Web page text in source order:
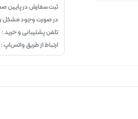
ثبت سفارش در پایین
در صورت وجود مشکل و
تلفن پشتیبانی و خرید : ۰۲۱۵۵۰۸۴۸۱۴ و ۰۲۱۵۵۰۸۴۸۱۳
ارتباط از طریق واتس‌اپ :